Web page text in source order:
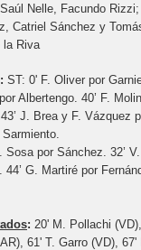
Nelle, Facundo
Catriel Sánchez y
la Riva
: ST: 0' F. Oliver por
Albertengo. 40’ F.
J. Brea y F. Vázquez
Sosa por Sánchez. 32’
44’ G. Martiré por
: 20' M. Pollachi
61' T. Garro (VD), 67'